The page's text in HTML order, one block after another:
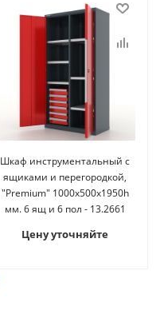
Шкаф инструментальный с
ящиками и перегородкой,
"Premium" 1000х500х1950h
мм. 6 ящ и 6 пол - 13.2661
Цену уточняйте